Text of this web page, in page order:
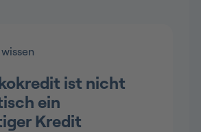
ist nicht
ein
Kredit